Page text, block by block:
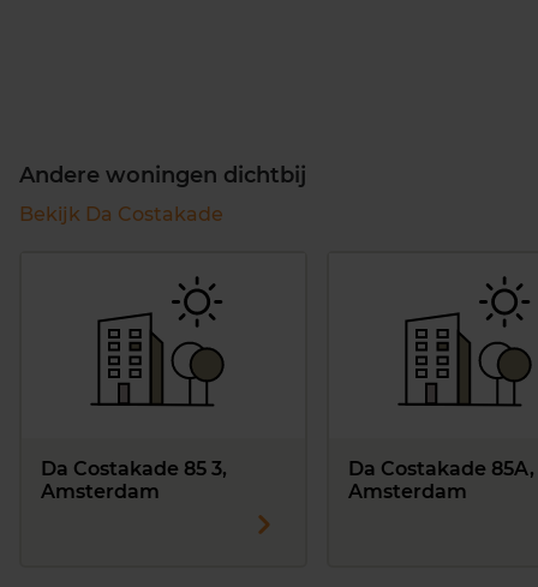
Andere woningen dichtbij
Bekijk Da Costakade
Da Costakade 85 3,
Amsterdam
Da Costakade 85A,
Amsterdam